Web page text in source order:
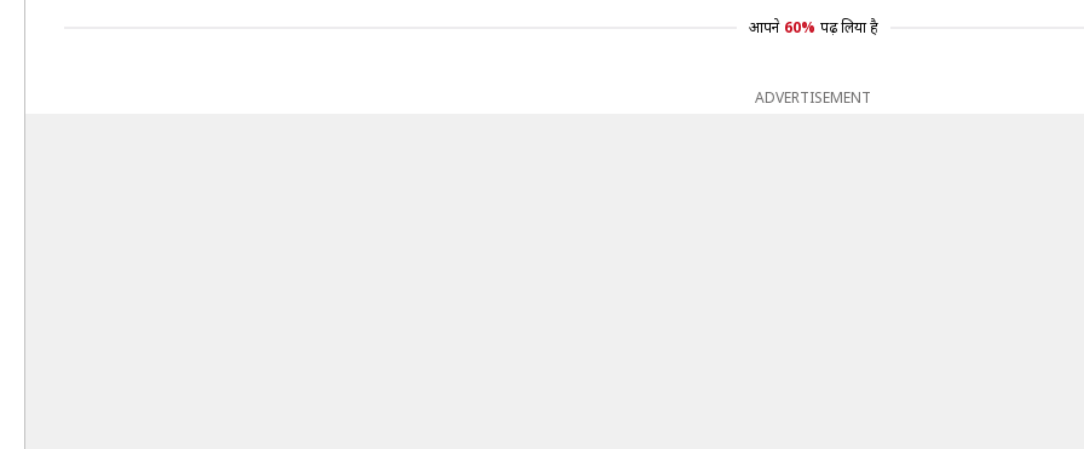
आपने 60% पढ़ लिया है
ADVERTISEMENT